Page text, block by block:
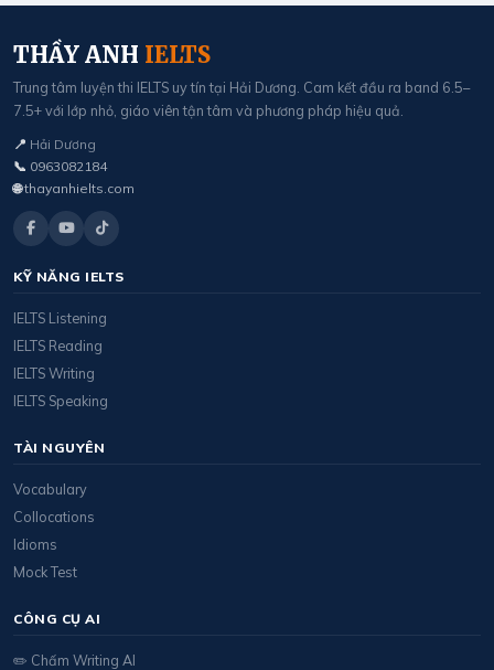
THẦY ANH IELTS
Trung tâm luyện thi IELTS uy tín tại Hải Dương. Cam kết đầu ra band 6.5–
7.5+ với lớp nhỏ, giáo viên tận tâm và phương pháp hiệu quả.
📍 Hải Dương
📞 0963082184
🌐 thayanhielts.com
KỸ NĂNG IELTS
IELTS Listening
IELTS Reading
IELTS Writing
IELTS Speaking
TÀI NGUYÊN
Vocabulary
Collocations
Idioms
Mock Test
CÔNG CỤ AI
✏️ Chấm Writing AI